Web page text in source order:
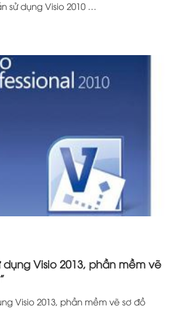
sử dụng Visio 2010 …
dụng Visio 2013, phần mềm vẽ
Visio 2013, phần mềm vẽ sơ đồ